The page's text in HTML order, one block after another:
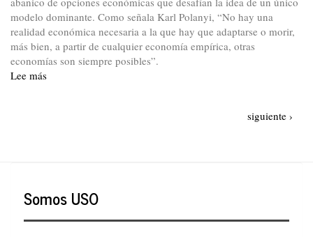
modelo dominante. Como señala Karl Polanyi, “No hay una
realidad económica necesaria a la que hay que adaptarse o morir,
más bien, a partir de cualquier economía empírica, otras
economías son siempre posibles”.
Lee más
Siguiente
siguiente ›
Somos USO